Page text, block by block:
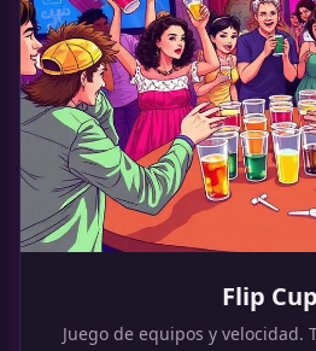
Flip Cup
Juego de equipos y velocidad.